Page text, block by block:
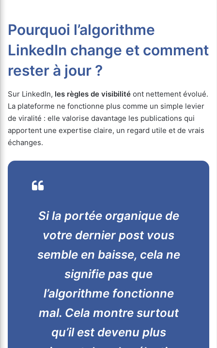
Pourquoi l’algorithme
LinkedIn change et comment
rester à jour ?
Sur LinkedIn, les règles de visibilité ont nettement évolué.
La plateforme ne fonctionne plus comme un simple levier
de viralité : elle valorise davantage les publications qui
apportent une expertise claire, un regard utile et de vrais
échanges.
Si la portée organique de
votre dernier post vous
semble en baisse, cela ne
signifie pas que
l’algorithme fonctionne
mal. Cela montre surtout
qu’il est devenu plus